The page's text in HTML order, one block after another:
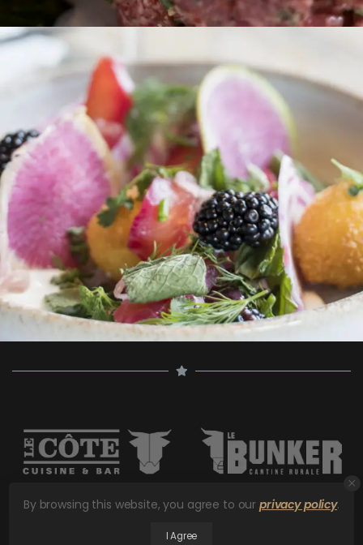
Restaurants Le Côte © 2026. Tous droits réservés
By browsing this website, you agree to ourprivacy policy.
I Agree